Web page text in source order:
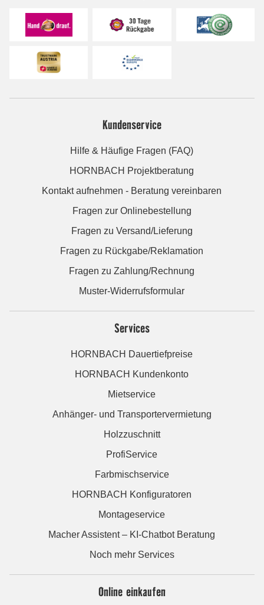
Kundenservice
Hilfe & Häufige Fragen (FAQ)
HORNBACH Projektberatung
Kontakt aufnehmen - Beratung vereinbaren
Fragen zur Onlinebestellung
Fragen zu Versand/Lieferung
Fragen zu Rückgabe/Reklamation
Fragen zu Zahlung/Rechnung
Muster-Widerrufsformular
Services
HORNBACH Dauertiefpreise
HORNBACH Kundenkonto
Mietservice
Anhänger- und Transportervermietung
Holzzuschnitt
ProfiService
Farbmischservice
HORNBACH Konfiguratoren
Montageservice
Macher Assistent – KI-Chatbot Beratung
Noch mehr Services
Online einkaufen